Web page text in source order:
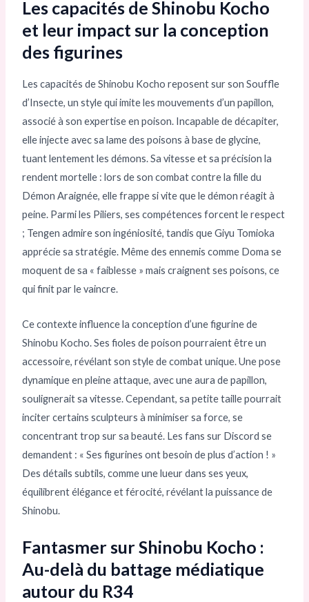
Les capacités de Shinobu Kocho
et leur impact sur la conception
des figurines
Les capacités de Shinobu Kocho reposent sur son Souffle
d’Insecte, un style qui imite les mouvements d’un papillon,
associé à son expertise en poison. Incapable de décapiter,
elle injecte avec sa lame des poisons à base de glycine,
tuant lentement les démons. Sa vitesse et sa précision la
rendent mortelle : lors de son combat contre la fille du
Démon Araignée, elle frappe si vite que le démon réagit à
peine. Parmi les Piliers, ses compétences forcent le respect
; Tengen admire son ingéniosité, tandis que Giyu Tomioka
apprécie sa stratégie. Même des ennemis comme Doma se
moquent de sa « faiblesse » mais craignent ses poisons, ce
qui finit par le vaincre.
Ce contexte influence la conception d’une figurine de
Shinobu Kocho. Ses fioles de poison pourraient être un
accessoire, révélant son style de combat unique. Une pose
dynamique en pleine attaque, avec une aura de papillon,
soulignerait sa vitesse. Cependant, sa petite taille pourrait
inciter certains sculpteurs à minimiser sa force, se
concentrant trop sur sa beauté. Les fans sur Discord se
demandent : « Ses figurines ont besoin de plus d’action ! »
Des détails subtils, comme une lueur dans ses yeux,
équilibrent élégance et férocité, révélant la puissance de
Shinobu.
Fantasmer sur Shinobu Kocho :
Au-delà du battage médiatique
autour du R34